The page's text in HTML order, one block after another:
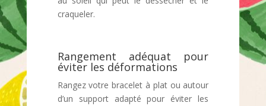
craqueler.
Rangement adéquat pour
éviter les déformations
Rangez votre bracelet à plat ou autour
d’un support adapté pour éviter les